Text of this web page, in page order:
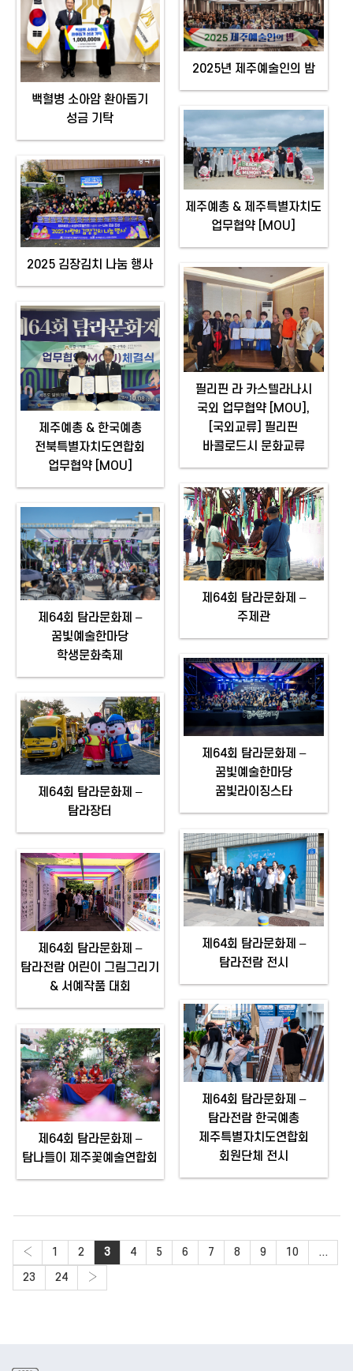
백혈병 소아암 환아돕기
성금 기탁
2025년 제주예술인의 밤
제주예총 & 제주특별자치도
업무협약 [MOU]
2025 김장김치 나눔 행사
필리핀 라 카스텔라나시
국외 업무협약 [MOU],
[국외교류] 필리핀
바콜로드시 문화교류
제주예총 & 한국예총
전북특별자치도연합회
업무협약 [MOU]
제64회 탐라문화제 –
주제관
제64회 탐라문화제 –
꿈빛예술한마당
학생문화축제
제64회 탐라문화제 –
꿈빛예술한마당
꿈빛라이징스타
제64회 탐라문화제 –
탐라장터
제64회 탐라문화제 –
탐라전람 전시
제64회 탐라문화제 –
탐라전람 어린이 그림그리기
& 서예작품 대회
제64회 탐라문화제 –
탐라전람 한국예총
제주특별자치도연합회
회원단체 전시
제64회 탐라문화제 –
탐나들이 제주꽃예술연합회
‹ 1 2 3 4 5 6 7 8 9 10 ...
23 24 ›